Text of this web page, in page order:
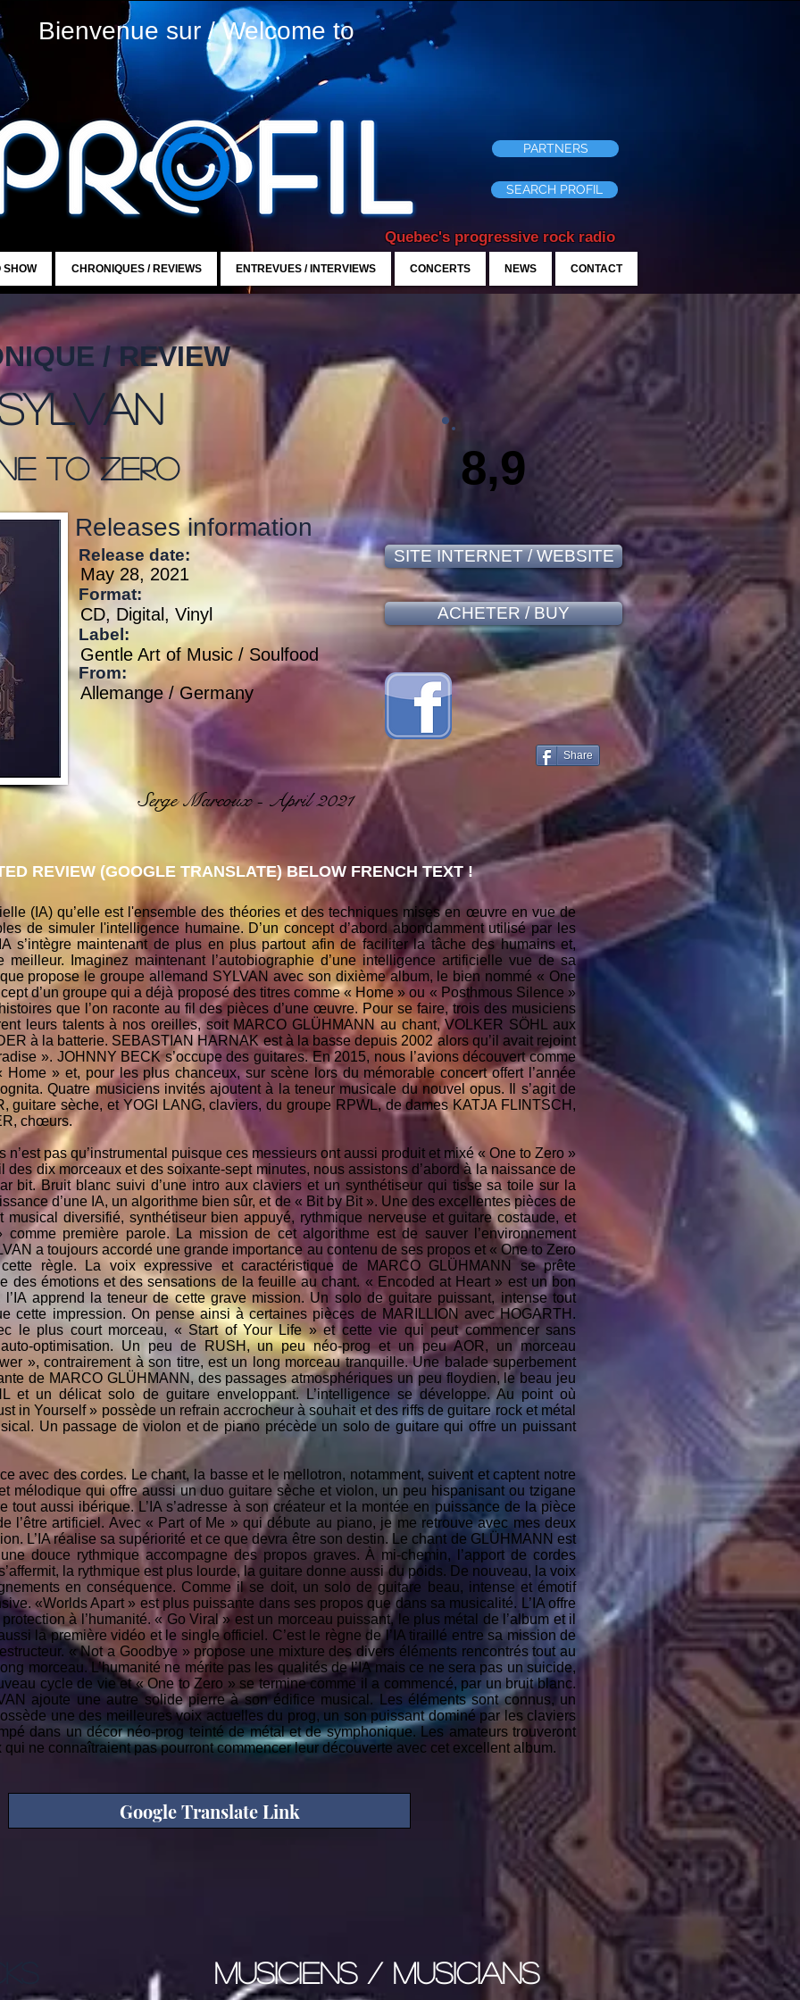
Bienvenue sur / Welcome to
Quebec's progressive rock radio
SEARCH PROFIL
PARTNERS
SHOW CHRONIQUES / REVIEWS ENTREVUES / INTERVIEWS CONCERTS NEWS CONTACT
/ REVIEW
To Zero
Releases information
Release date:
May 28, 2021
Format:
CD, Digital, Vinyl
Label:
From:
Gentle Art of Music / Soulfood
Allemange / Germany
Serge Marcoux - April 2021
8,9
SITE INTERNET / WEBSITE
ACHETER / BUY
Share
REVIEW (GOOGLE TRANSLATE) BELOW FRENCH TEXT !
(IA) qu’elle est l'ensemble des théories et des techniques mises en œuvre en vue de
de simuler l'intelligence humaine. D’un concept d’abord abondamment utilisé par les
s’intègre maintenant de plus en plus partout afin de faciliter la tâche des humains et,
meilleur. Imaginez maintenant l’autobiographie d’une intelligence artificielle vue de sa
propose le groupe allemand SYLVAN avec son dixième album, le bien nommé « One
d’un groupe qui a déjà proposé des titres comme « Home » ou « Posthmous Silence »
que l’on raconte au fil des pièces d’une œuvre. Pour se faire, trois des musiciens
leurs talents à nos oreilles, soit MARCO GLÜHMANN au chant, VOLKER SÖHL aux
à la batterie. SEBASTIAN HARNAK est à la basse depuis 2002 alors qu’il avait rejoint
». JOHNNY BECK s’occupe des guitares. En 2015, nous l’avions découvert comme
Home » et, pour les plus chanceux, sur scène lors du mémorable concert offert l’année
Quatre musiciens invités ajoutent à la teneur musicale du nouvel opus. Il s’agit de
guitare sèche, et YOGI LANG, claviers, du groupe RPWL, de dames KATJA FLINTSCH,
chœurs.
n’est pas qu’instrumental puisque ces messieurs ont aussi produit et mixé « One to Zero »
des dix morceaux et des soixante-sept minutes, nous assistons d’abord à la naissance de
bit. Bruit blanc suivi d’une intro aux claviers et un synthétiseur qui tisse sa toile sur la
d’une IA, un algorithme bien sûr, et de « Bit by Bit ». Une des excellentes pièces de
diversifié, synthétiseur bien appuyé, rythmique nerveuse et guitare costaude, et
première parole. La mission de cet algorithme est de sauver l’environnement
a toujours accordé une grande importance au contenu de ses propos et « One to Zero
règle. La voix expressive et caractéristique de MARCO GLÜHMANN se prête
des émotions et des sensations de la feuille au chant. « Encoded at Heart » est un bon
apprend la teneur de cette grave mission. Un solo de guitare puissant, intense tout
cette impression. On pense ainsi à certaines pièces de MARILLION avec HOGARTH.
le plus court morceau, « Start of Your Life » et cette vie qui peut commencer sans
optimisation. Un peu de RUSH, un peu néo-prog et un peu AOR, un morceau
», contrairement à son titre, est un long morceau tranquille. Une balade superbement
de MARCO GLÜHMANN, des passages atmosphériques un peu floydien, le beau jeu
et un délicat solo de guitare enveloppant. L’intelligence se développe. Au point où
in Yourself » possède un refrain accrocheur à souhait et des riffs de guitare rock et métal
Un passage de violon et de piano précède un solo de guitare qui offre un puissant
avec des cordes. Le chant, la basse et le mellotron, notamment, suivent et captent notre
mélodique qui offre aussi un duo guitare sèche et violon, un peu hispanisant ou tzigane
tout aussi ibérique. L’IA s’adresse à son créateur et la montée en puissance de la pièce
l’être artificiel. Avec « Part of Me » qui débute au piano, je me retrouve avec mes deux
L’IA réalise sa supériorité et ce que devra être son destin. Le chant de GLÜHMANN est
douce rythmique accompagne des propos graves. À mi-chemin, l’apport de cordes
la rythmique est plus lourde, la guitare donne aussi du poids. De nouveau, la voix
en conséquence. Comme il se doit, un solo de guitare beau, intense et émotif
«Worlds Apart » est plus puissante dans ses propos que dans sa musicalité. L’IA offre
à l’humanité. « Go Viral » est un morceau puissant, le plus métal de l’album et il
la première vidéo et le single officiel. C’est le règne de l’IA tiraillé entre sa mission de
« Not a Goodbye » propose une mixture des divers éléments rencontrés tout au
morceau. L’humanité ne mérite pas les qualités de l’IA mais ce ne sera pas un suicide,
cycle de vie et « One to Zero » se termine comme il a commencé, par un bruit blanc.
ajoute une autre solide pierre à son édifice musical. Les éléments sont connus, un
une des meilleures voix actuelles du prog, un son puissant dominé par les claviers
dans un décor néo-prog teinté de métal et de symphonique. Les amateurs trouveront
ne connaîtraient pas pourront commencer leur découverte avec cet excellent album.
Google Translate Link
musiciens / musicians